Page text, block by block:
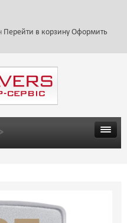
Перейти в корзину Оформить